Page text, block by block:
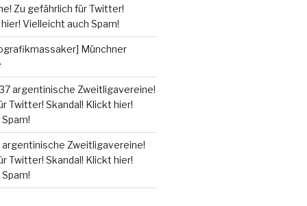
Zu gefährlich für Twitter!
Vielleicht auch Spam!
Münchner
argentinische Zweitligavereine!
Twitter! Skandal! Klickt hier!
argentinische Zweitligavereine!
Twitter! Skandal! Klickt hier!